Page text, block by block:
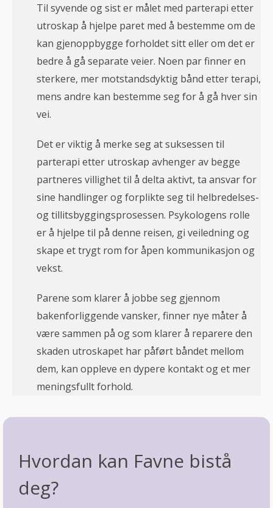
Til syvende og sist er målet med parterapi etter
utroskap å hjelpe paret med å bestemme om de
kan gjenoppbygge forholdet sitt eller om det er
bedre å gå separate veier. Noen par finner en
sterkere, mer motstandsdyktig bånd etter terapi,
mens andre kan bestemme seg for å gå hver sin
vei.
Det er viktig å merke seg at suksessen til
parterapi etter utroskap avhenger av begge
partneres villighet til å delta aktivt, ta ansvar for
sine handlinger og forplikte seg til helbredelses-
og tillitsbyggingsprosessen. Psykologens rolle
er å hjelpe til på denne reisen, gi veiledning og
skape et trygt rom for åpen kommunikasjon og
vekst.
Parene som klarer å jobbe seg gjennom
bakenforliggende vansker, finner nye måter å
være sammen på og som klarer å reparere den
skaden utroskapet har påført båndet mellom
dem, kan oppleve en dypere kontakt og et mer
meningsfullt forhold.
Hvordan kan Favne bistå
deg?